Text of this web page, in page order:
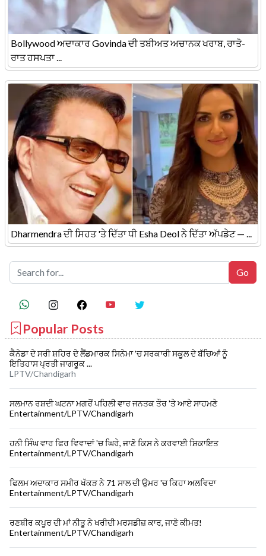
Bollywood ਅਦਾਕਾਰ Govinda ਦੀ ਤਬੀਅਤ ਅਚਾਨਕ ਖਰਾਬ, ਰਾਤੋ-
ਰਾਤ ਹਸਪਤਾ ...
Dharmendra ਦੀ ਸਿਹਤ 'ਤੇ ਦਿੱਤਾ ਧੀ Esha Deol ਨੇ ਦਿੱਤਾ ਅੱਪਡੇਟ — ...
Popular Posts
ਕੈਨੇਡਾ ਦੇ ਸਰੀ ਸ਼ਹਿਰ ਦੇ ਲੈਂਡਮਾਰਕ ਸਿਨੇਮਾ 'ਚ ਸਰਕਾਰੀ ਸਕੂਲ ਦੇ ਬੱਚਿਆਂ ਨੂੰ
ਇਤਿਹਾਸ ਪ੍ਰਤੀ ਜਾਗਰੂਕ ...
LPTV/Chandigarh
ਸਲਮਾਨ ਰਸ਼ਦੀ ਘਟਨਾ ਮਗਰੋਂ ਪਹਿਲੀ ਵਾਰ ਜਨਤਕ ਤੌਰ 'ਤੇ ਆਏ ਸਾਹਮਣੇ
Entertainment/LPTV/Chandigarh
ਹਨੀ ਸਿੰਘ ਵਾਰ ਫਿਰ ਵਿਵਾਦਾਂ 'ਚ ਘਿਰੇ, ਜਾਣੋ ਕਿਸ ਨੇ ਕਰਵਾਈ ਸ਼ਿਕਾਇਤ
Entertainment/LPTV/Chandigarh
ਫਿਲਮ ਅਦਾਕਾਰ ਸਮੀਰ ਖੱਕੜ ਨੇ 71 ਸਾਲ ਦੀ ਉਮਰ 'ਚ ਕਿਹਾ ਅਲਵਿਦਾ
Entertainment/LPTV/Chandigarh
ਰਣਬੀਰ ਕਪੂਰ ਦੀ ਮਾਂ ਨੀਤੂ ਨੇ ਖਰੀਦੀ ਮਰਸਡੀਜ਼ ਕਾਰ, ਜਾਣੋ ਕੀਮਤ!
Entertainment/LPTV/Chandigarh